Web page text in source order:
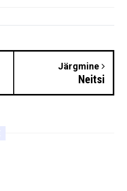
Järgmine
Neitsi